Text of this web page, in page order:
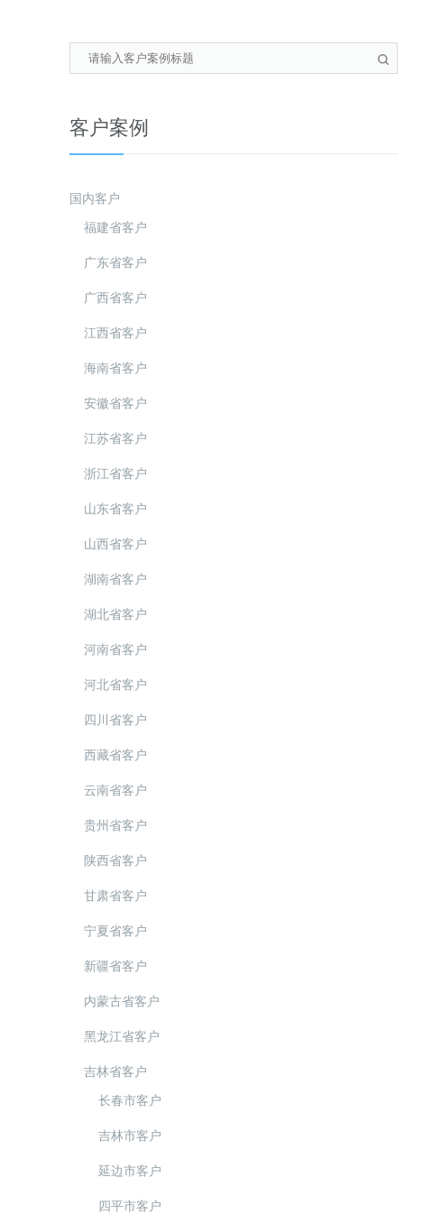
客户案例
国内客户
福建省客户
广东省客户
广西省客户
江西省客户
海南省客户
安徽省客户
江苏省客户
浙江省客户
山东省客户
山西省客户
湖南省客户
湖北省客户
河南省客户
河北省客户
四川省客户
西藏省客户
云南省客户
贵州省客户
陕西省客户
甘肃省客户
宁夏省客户
新疆省客户
内蒙古省客户
黑龙江省客户
吉林省客户
长春市客户
吉林市客户
延边市客户
四平市客户